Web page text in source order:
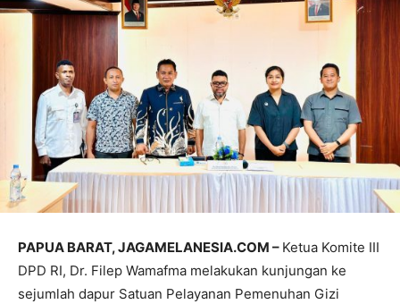
PAPUA BARAT, JAGAMELANESIA.COM – Ketua Komite III
DPD RI, Dr. Filep Wamafma melakukan kunjungan ke
sejumlah dapur Satuan Pelayanan Pemenuhan Gizi